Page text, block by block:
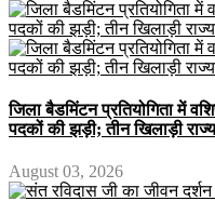
जिला बैडमिंटन प्रतियोगिता में
पदकों की झड़ी; तीन खिलाड़ी
August 03, 2026